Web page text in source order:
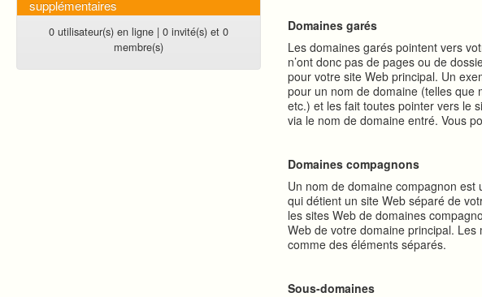
supplémentaires
0 utilisateur(s) en ligne | 0 invité(s) et 0
membre(s)
Domaines garés
Les domaines garés pointent vers
n’ont donc pas de pages ou de
pour votre site Web principal. Un
pour un nom de domaine (telles que
etc.) et les fait toutes pointer vers le
via le nom de domaine entré. Vous
Domaines compagnons
Un nom de domaine compagnon
qui détient un site Web séparé de
les sites Web de domaines
Web de votre domaine principal.
comme des éléments séparés.
Sous-domaines